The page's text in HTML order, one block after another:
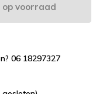
op voorraad
06 18297327